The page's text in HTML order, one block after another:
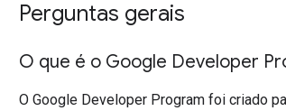
Perguntas gerais
O que é o Google Developer
O Google Developer Program foi criado